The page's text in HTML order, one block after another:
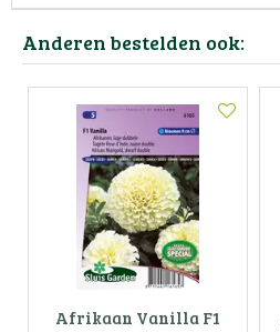
Anderen bestelden ook:
Afrikaan Vanilla F1